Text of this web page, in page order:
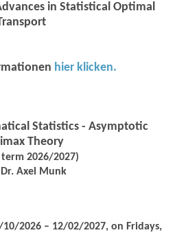
in Statistical Optimal
hier klicken.
Statistics - Asymptotic
Theory
2026/2027)
Axel Munk
10/2026 – 12/02/2027, on Fridays,